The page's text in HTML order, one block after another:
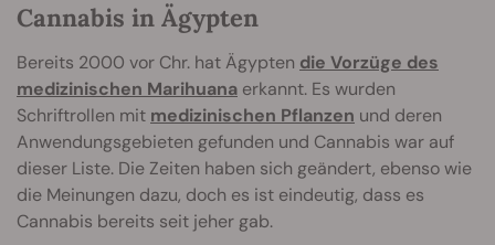
Cannabis in Ägypten
Bereits 2000 vor Chr. hat Ägypten die Vorzüge des
medizinischen Marihuana erkannt. Es wurden
Schriftrollen mit medizinischen Pflanzen und deren
Anwendungsgebieten gefunden und Cannabis war auf
dieser Liste. Die Zeiten haben sich geändert, ebenso wie
die Meinungen dazu, doch es ist eindeutig, dass es
Cannabis bereits seit jeher gab.